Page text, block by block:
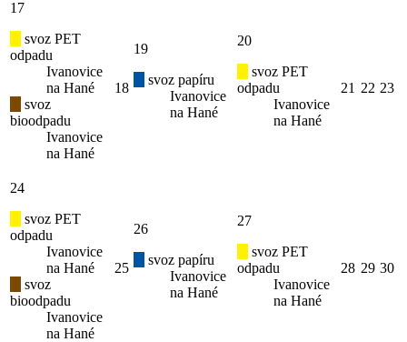
17
svoz PET
odpadu
Ivanovice
na Hané
svoz
bioodpadu
Ivanovice
na Hané
18
19
svoz papíru
Ivanovice
na Hané
20
svoz PET
odpadu
Ivanovice
na Hané
21 22 23
24
svoz PET
odpadu
Ivanovice
na Hané
svoz
bioodpadu
Ivanovice
na Hané
25
26
svoz papíru
Ivanovice
na Hané
27
svoz PET
odpadu
Ivanovice
na Hané
28 29 30